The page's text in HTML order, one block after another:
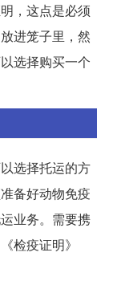
，这点是必须
进笼子里，然
选择购买一个
选择托运的方
备好动物免疫
业务。需要携
检疫证明》